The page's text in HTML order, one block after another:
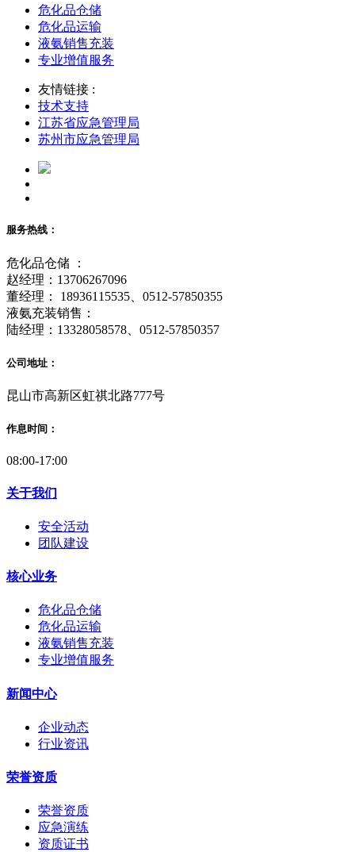
危化品仓储
危化品运输
液氨销售充装
专业增值服务
友情链接 :
技术支持
江苏省应急管理局
苏州市应急管理局
服务热线：
危化品仓储 ：
赵经理：13706267096
董经理： 18936115535、0512-57850355
液氨充装销售：
陆经理：13328058578、0512-57850357
公司地址：
昆山市高新区虹祺北路777号
作息时间：
08:00-17:00
关于我们
安全活动
团队建设
核心业务
危化品仓储
危化品运输
液氨销售充装
专业增值服务
新闻中心
企业动态
行业资讯
荣誉资质
荣誉资质
应急演练
资质证书